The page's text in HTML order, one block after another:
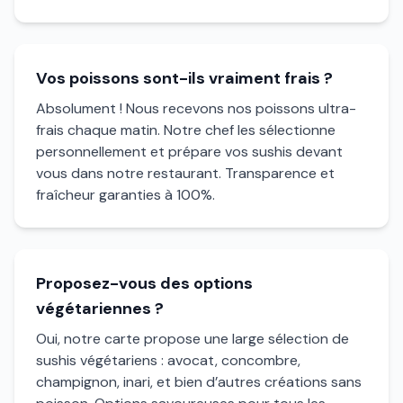
Vos poissons sont-ils vraiment frais ?
Absolument ! Nous recevons nos poissons ultra-
frais chaque matin. Notre chef les sélectionne
personnellement et prépare vos sushis devant
vous dans notre restaurant. Transparence et
fraîcheur garanties à 100%.
Proposez-vous des options
végétariennes ?
Oui, notre carte propose une large sélection de
sushis végétariens : avocat, concombre,
champignon, inari, et bien d’autres créations sans